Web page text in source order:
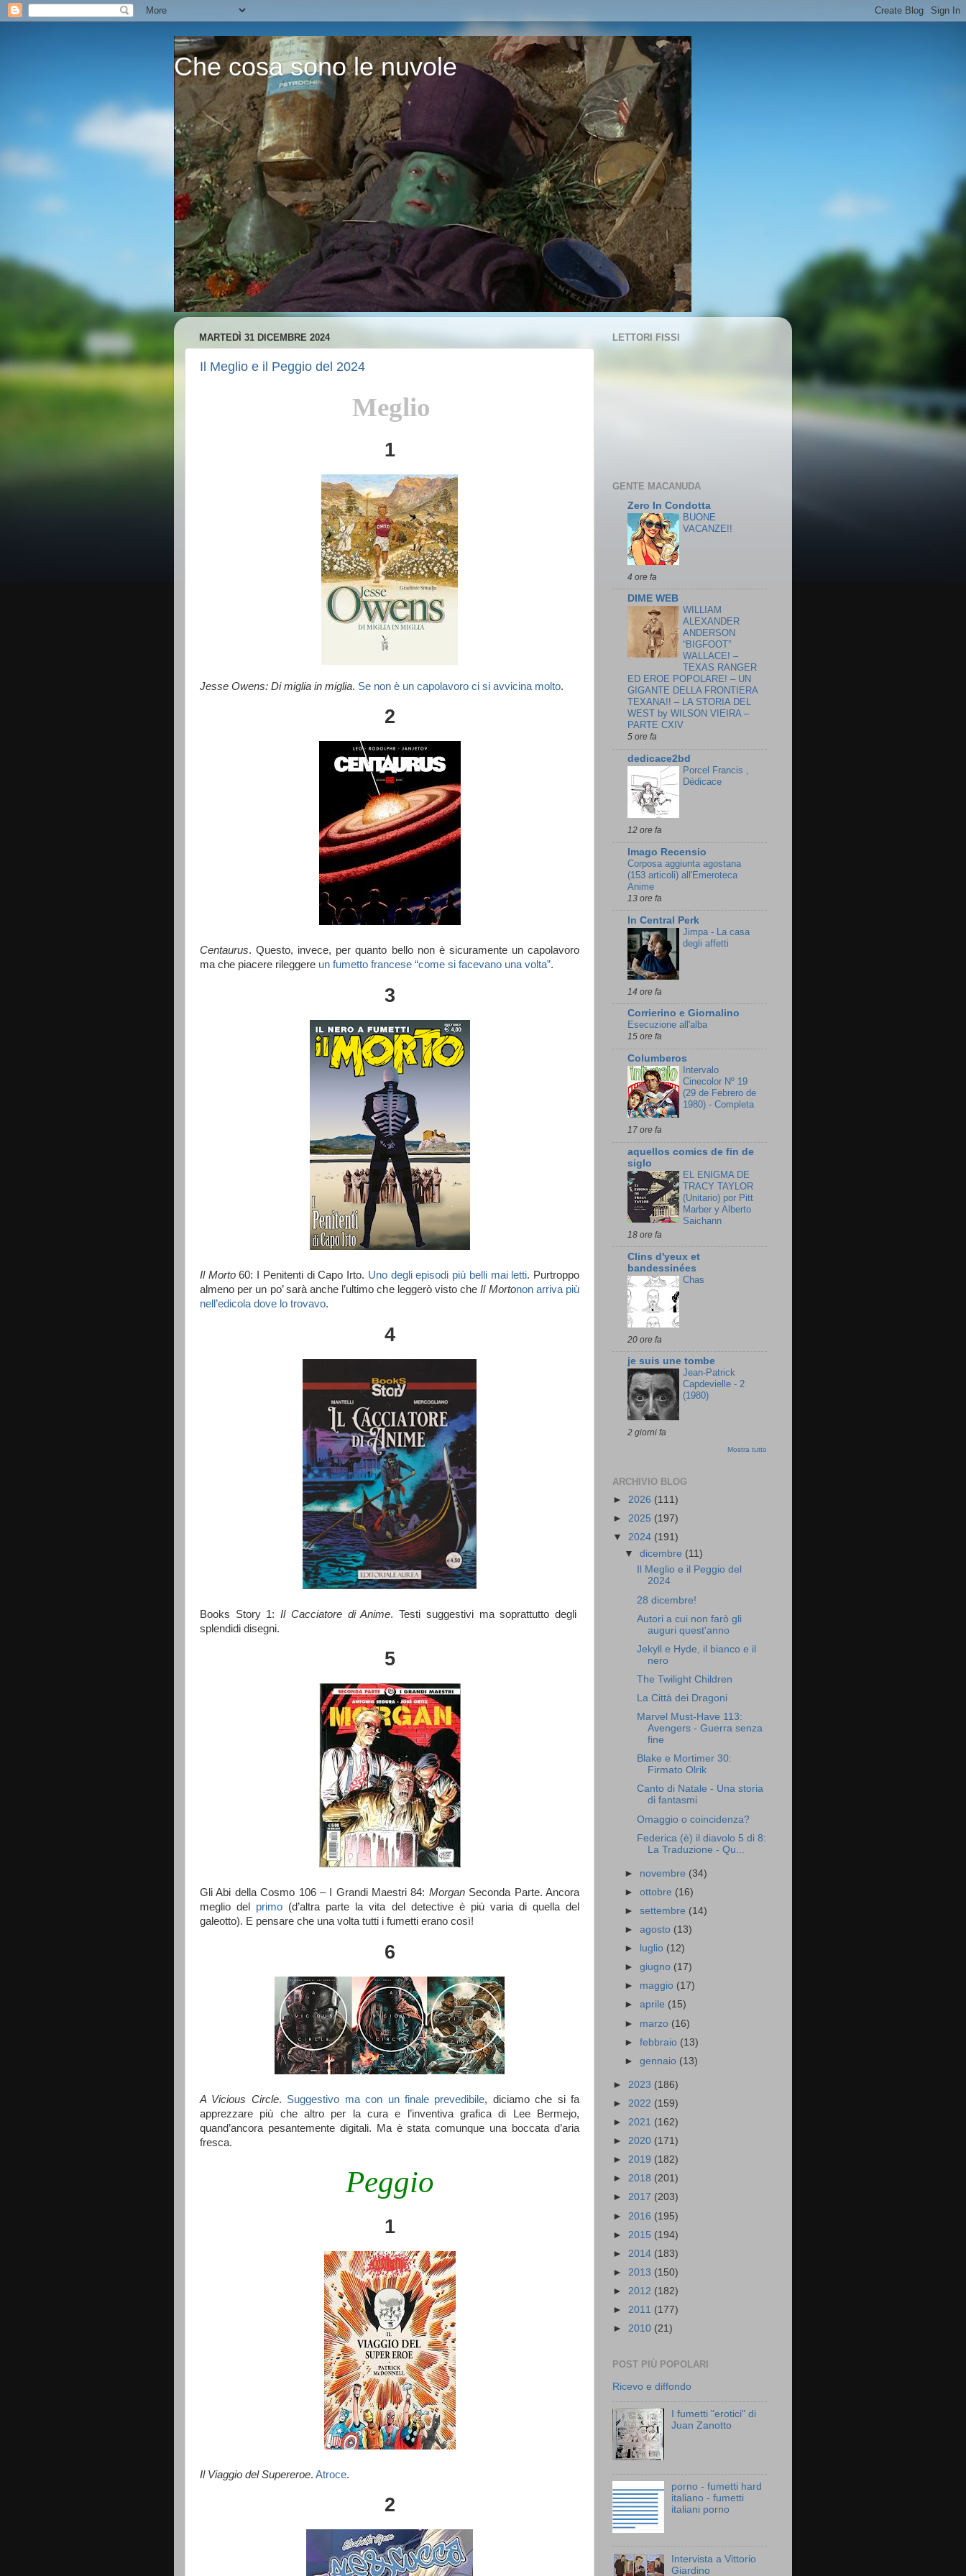
Che cosa sono le nuvole
MARTEDÌ 31 DICEMBRE 2024
Il Meglio e il Peggio del 2024
Meglio
1
Jesse Owens: Di miglia in miglia. Se non è un capolavoro ci si avvicina molto.
2
Centaurus. Questo, invece, per quanto bello non è sicuramente un capolavoro
ma che piacere rileggere un fumetto francese “come si facevano una volta”.
3
Il Morto60: I Penitenti di Capo Irto. Uno degli episodi più belli mai letti. Purtroppo
almeno per un po’ sarà anche l’ultimo che leggerò visto cheIl Mortonon arriva più
nell’edicola dove lo trovavo.
4
Books Story 1:Il Cacciatore di Anime. Testi suggestivi ma soprattutto degli
splendidi disegni.
5
Gli Abi della Cosmo 106 – I Grandi Maestri 84: MorganSeconda Parte. Ancora
meglio del primo (d’altra parte la vita del detective è più varia di quella del
galeotto). E pensare che una volta tutti i fumetti erano così!
6
A Vicious Circle. Suggestivo ma con un finale prevedibile, diciamo che si fa
apprezzare più che altro per la cura e l’inventiva grafica di Lee Bermejo,
quand’ancora pesantemente digitali. Ma è stata comunque una boccata d’aria
fresca.
Peggio
1
Il Viaggio del Supereroe. Atroce.
2
LETTORI FISSI
GENTE MACANUDA
Zero In Condotta
BUONE
VACANZE!!
4 ore fa
DIME WEB
WILLIAM
ALEXANDER
ANDERSON
“BIGFOOT”
WALLACE! –
TEXAS RANGER
ED EROE POPOLARE! – UN
GIGANTE DELLA FRONTIERA
TEXANA!! – LA STORIA DEL
WEST by WILSON VIEIRA –
PARTE CXIV
5 ore fa
dedicace2bd
Porcel Francis ,
Dédicace
12 ore fa
Imago Recensio
Corposa aggiunta agostana
(153 articoli) all'Emeroteca
Anime
13 ore fa
In Central Perk
Jimpa - La casa
degli affetti
14 ore fa
Corrierino e Giornalino
Esecuzione all'alba
15 ore fa
Columberos
Intervalo
Cinecolor Nº 19
(29 de Febrero de
1980) - Completa
17 ore fa
aquellos comics de fin de
siglo
EL ENIGMA DE
TRACY TAYLOR
(Unitario) por Pitt
Marber y Alberto
Saichann
18 ore fa
Clins d'yeux et
bandessinées
Chas
20 ore fa
je suis une tombe
Jean-Patrick
Capdevielle - 2
(1980)
2 giorni fa
Mostra tutto
ARCHIVIO BLOG
► 2026 (111)
► 2025 (197)
▼ 2024 (191)
▼dicembre (11)
Il Meglio e il Peggio del
2024
28 dicembre!
Autori a cui non farò gli
auguri quest'anno
Jekyll e Hyde, il bianco e il
nero
The Twilight Children
La Città dei Dragoni
Marvel Must-Have 113:
Avengers - Guerra senza
fine
Blake e Mortimer 30:
Firmato Olrik
Canto di Natale - Una storia
di fantasmi
Omaggio o coincidenza?
Federica (è) il diavolo 5 di 8:
La Traduzione - Qu...
► novembre (34)
►ottobre (16)
►settembre (14)
►agosto (13)
►
luglio (12)
►giugno (17)
► maggio (17)
►aprile (15)
► marzo (16)
►febbraio (13)
►gennaio (13)
► 2023 (186)
► 2022 (159)
► 2021 (162)
► 2020 (171)
► 2019 (182)
► 2018 (201)
► 2017 (203)
► 2016 (195)
► 2015 (194)
► 2014 (183)
► 2013 (150)
► 2012 (182)
► 2011 (177)
► 2010 (21)
POST PIÙ POPOLARI
Ricevo e diffondo
I fumetti "erotici" di
Juan Zanotto
porno - fumetti hard
italiano - fumetti
italiani porno
Intervista a Vittorio
Giardino